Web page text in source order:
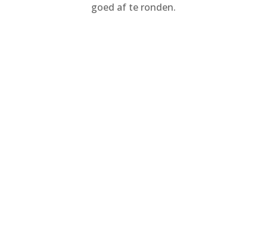
goed af te ronden.